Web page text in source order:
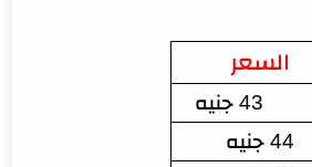
السعر
44 جنيه